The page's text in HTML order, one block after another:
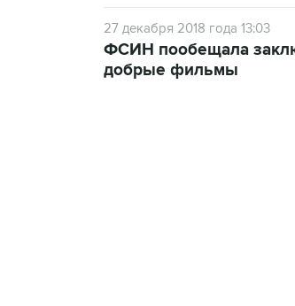
27 декабря 2018 года 13:03
ФСИН пообещала
добрые фильмы